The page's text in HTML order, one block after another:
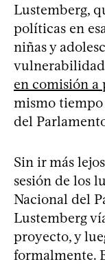
Lustemberg,
políticas en
niñas y
en comisión a
mismo tiempo
del
Sin ir más
sesión de los
Nacional del
Lustemberg
proyecto, y
formalmente.